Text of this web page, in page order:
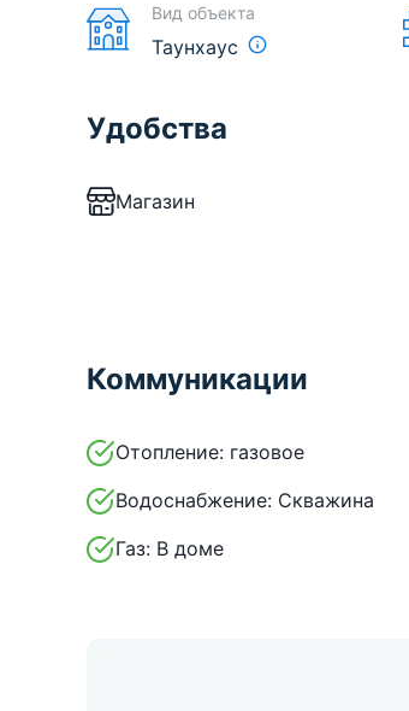
Вид объекта
Таунхаус
Удобства
Магазин
Коммуникации
Отопление: газовое
Водоснабжение: Скважина
Газ: В доме